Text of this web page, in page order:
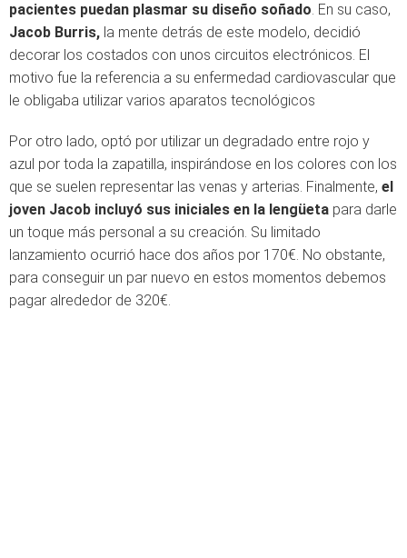
pacientes puedan plasmar su diseño soñado. En su caso,
Jacob Burris, la mente detrás de este modelo, decidió
decorar los costados con unos circuitos electrónicos. El
motivo fue la referencia a su enfermedad cardiovascular que
le obligaba utilizar varios aparatos tecnológicos
Por otro lado, optó por utilizar un degradado entre rojo y
azul por toda la zapatilla, inspirándose en los colores con los
que se suelen representar las venas y arterias. Finalmente, el
joven Jacob incluyó sus iniciales en la lengüeta para darle
un toque más personal a su creación. Su limitado
lanzamiento ocurrió hace dos años por 170€. No obstante,
para conseguir un par nuevo en estos momentos debemos
pagar alrededor de 320€.